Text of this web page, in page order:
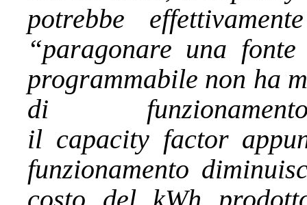
potrebbe
“paragonare una
programmabile non ha
di
il capacity factor
funzionamento